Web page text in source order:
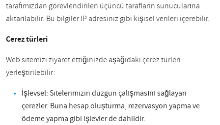
tarafımızdan görevlendirilen üçüncü tarafların sunucularına
aktarılabilir. Bu bilgiler IP adresiniz gibi kişisel verileri içerebilir.
Çerez türleri
Web sitemizi ziyaret ettiğinizde aşağıdaki çerez türleri
yerleştirilebilir:
İşlevsel: Sitelerimizin düzgün çalışmasını sağlayan
çerezler. Buna hesap oluşturma, rezervasyon yapma ve
ödeme yapma gibi işlevler de dahildir.